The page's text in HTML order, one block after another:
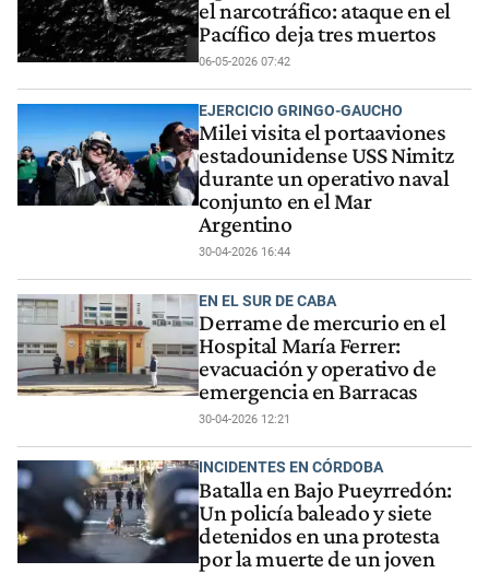
el narcotráfico: ataque en el
Pacífico deja tres muertos
06-05-2026 07:42
EJERCICIO GRINGO-GAUCHO
Milei visita el portaaviones
estadounidense USS Nimitz
durante un operativo naval
conjunto en el Mar
Argentino
30-04-2026 16:44
EN EL SUR DE CABA
Derrame de mercurio en el
Hospital María Ferrer:
evacuación y operativo de
emergencia en Barracas
30-04-2026 12:21
INCIDENTES EN CÓRDOBA
Batalla en Bajo Pueyrredón:
Un policía baleado y siete
detenidos en una protesta
por la muerte de un joven